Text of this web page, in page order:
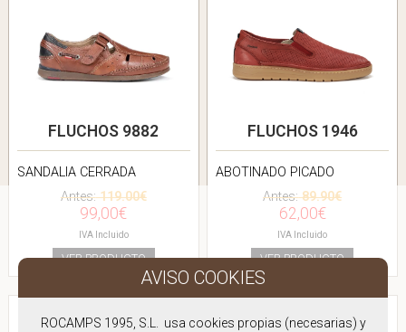
FLUCHOS 9882
SANDALIA CERRADA
Antes:119.00€
99,00€
IVA Incluido
VER PRODUCTO
FLUCHOS 1946
ABOTINADO PICADO
Antes:89.90€
62,00€
IVA Incluido
VER PRODUCTO
ROCAMPS 1995, S.L. usa cookies propias (necesarias) y